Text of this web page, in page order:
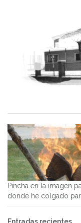
Pincha en la imagen
donde he colgado
Entradas recientes